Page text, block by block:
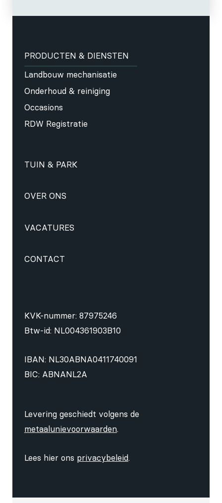
PRODUCTEN & DIENSTEN
Landbouw mechanisatie
Onderhoud & reiniging
Occasions
RDW Registratie
TUIN & PARK
OVER ONS
VACATURES
CONTACT
KVK-nummer: 87975246
Btw-id: NL004361903B10
IBAN: NL30ABNA0411740091
BIC: ABNANL2A
Levering geschiedt volgens de
metaalunievoorwaarden.
Lees hier ons privacybeleid.